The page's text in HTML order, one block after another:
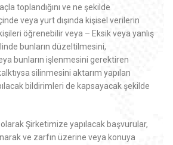
toplandığını ve ne şekilde
veya yurt dışında kişisel verilerin
öğrenebilir veya – Eksik veya yanlış
bunların düzeltilmesini,
bunların işlenmesini gerektiren
silinmesini aktarım yapılan
bildirimleri de kapsayacak şekilde
olarak Şirketimize yapılacak başvurular,
ve zarfın üzerine veya konuya